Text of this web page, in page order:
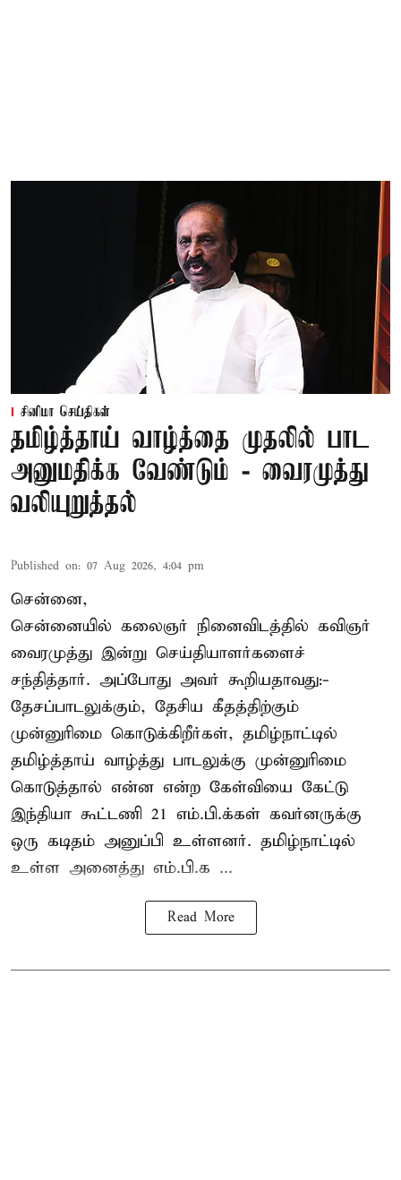
சினிமா செய்திகள்
தமிழ்த்தாய் வாழ்த்தை முதலில் பாட
அனுமதிக்க வேண்டும் - வைரமுத்து
வலியுறுத்தல்
Published on: 07 Aug 2026, 4:04 pm
சென்னை,
சென்னையில் கலைஞர் நினைவிடத்தில் கவிஞர்
வைரமுத்து இன்று செய்தியாளர்களைச்
சந்தித்தார். அப்போது அவர் கூறியதாவது:-
தேசப்பாடலுக்கும், தேசிய கீதத்திற்கும்
முன்னுரிமை கொடுக்கிறீர்கள், தமிழ்நாட்டில்
தமிழ்த்தாய் வாழ்த்து பாடலுக்கு முன்னுரிமை
கொடுத்தால் என்ன என்ற கேள்வியை கேட்டு
இந்தியா கூட்டணி 21 எம்.பி.க்கள் கவர்னருக்கு
ஒரு கடிதம் அனுப்பி உள்ளனர். தமிழ்நாட்டில்
உள்ள அனைத்து எம்.பி.க ...
Read More